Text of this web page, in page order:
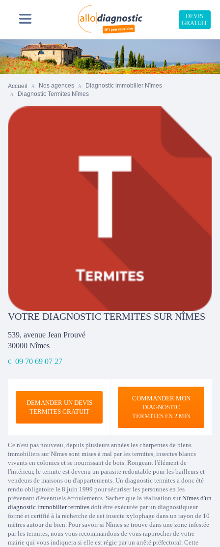
DEVIS
GRATUIT
Accueil Nos agences
Diagnostic immobilier Nîmes
Diagnostic Termites Nîmes
VOTRE DIAGNOSTIC TERMITES SUR NÎMES
539, avenue Jean Prouvé
30000 Nîmes
09 70 69 07 27
DEMANDER UN DEVIS
TERMITES GRATUIT
COMMANDER MON
DIAGNOSTIC
TERMITESEN 2 MIN
Ce n'est pas nouveau, depuis plusieurs années les charpentes de biens
immobiliers sur Nîmes sont mises à mal par les termites, insectes blancs
vivants en colonies et se nourrissant de bois. Rongeant l'élément de
l'intérieur, le termite est devenu un parasite redoutable pour les bailleurs et
vendeurs de maisons ou d'appartements. Un diagnostic termites a donc été
rendu obligatoire le 8 juin 1999 pour sécuriser les personnes en les
prévenant d'éventuels écroulements. Sachez que la réalisation surNîmes d'un
diagnostic immobilier termites doit être exécutée par un diagnostiqueur
formé et certifié à la recherche de cet insecte xylophage dans un rayon de 10
mètres autour du bien. Pour savoir si Nîmes se trouve dans une zone infestée
par les termites, nous vous recommandons de vous rapprocher de votre
mairie qui vous indiquera si elle est régie par un arrêté préfectoral. Cette